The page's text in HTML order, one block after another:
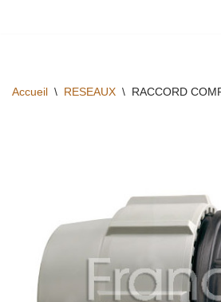
contenu
Accueil \ RESEAUX \ RACCORD